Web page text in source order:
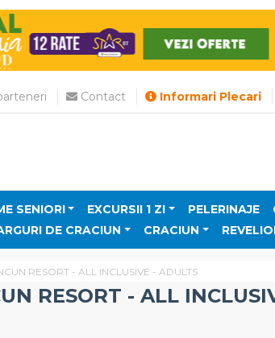
Contact Informari Plecari
SENIORI EXCURSII 1 ZI PELERINAJE
DE CRACIUN CRACIUN
RESORT - ALL INCLUSIVE - ADULTS
RESORT - ALL